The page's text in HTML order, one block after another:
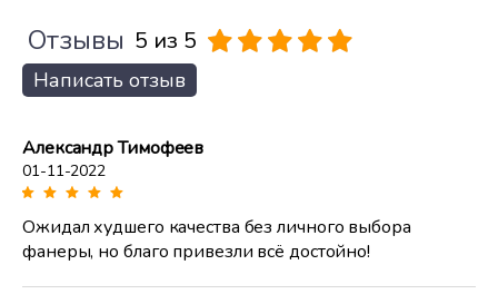
Отзывы 5 из 5
Написать отзыв
Александр Тимофеев
01-11-2022
Ожидал худшего качества без личного выбора
фанеры, но благо привезли всё достойно!